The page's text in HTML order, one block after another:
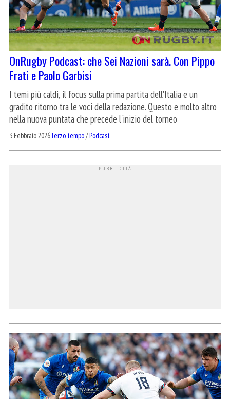
OnRugby Podcast: che Sei Nazioni sarà. Con Pippo
Frati e Paolo Garbisi
I temi più caldi, il focus sulla prima partita dell'Italia e un
gradito ritorno tra le voci della redazione. Questo e molto altro
nella nuova puntata che precede l'inizio del torneo
3 Febbraio 2026Terzo tempo/Podcast